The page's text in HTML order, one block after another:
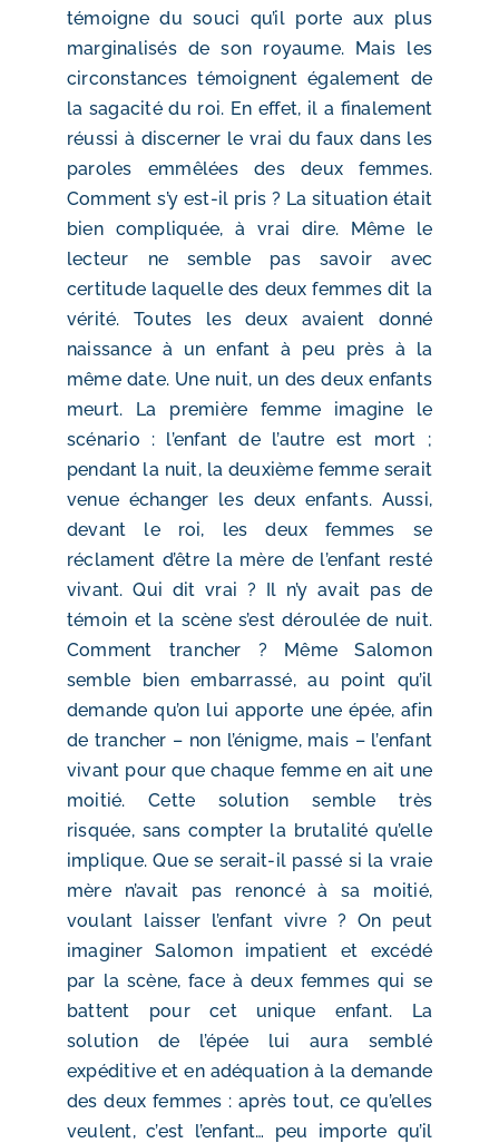
témoigne du souci qu’il porte aux plus
marginalisés de son royaume. Mais les
circonstances témoignent également de
la sagacité du roi. En effet, il a finalement
réussi à discerner le vrai du faux dans les
paroles emmêlées des deux femmes.
Comment s’y est-il pris ? La situation était
bien compliquée, à vrai dire. Même le
lecteur ne semble pas savoir avec
certitude laquelle des deux femmes dit la
vérité. Toutes les deux avaient donné
naissance à un enfant à peu près à la
même date. Une nuit, un des deux enfants
meurt. La première femme imagine le
scénario : l’enfant de l’autre est mort ;
pendant la nuit, la deuxième femme serait
venue échanger les deux enfants. Aussi,
devant le roi, les deux femmes se
réclament d’être la mère de l’enfant resté
vivant. Qui dit vrai ? Il n’y avait pas de
témoin et la scène s’est déroulée de nuit.
Comment trancher ? Même Salomon
semble bien embarrassé, au point qu’il
demande qu’on lui apporte une épée, afin
de trancher – non l’énigme, mais – l’enfant
vivant pour que chaque femme en ait une
moitié. Cette solution semble très
risquée, sans compter la brutalité qu’elle
implique. Que se serait-il passé si la vraie
mère n’avait pas renoncé à sa moitié,
voulant laisser l’enfant vivre ? On peut
imaginer Salomon impatient et excédé
par la scène, face à deux femmes qui se
battent pour cet unique enfant. La
solution de l’épée lui aura semblé
expéditive et en adéquation à la demande
des deux femmes : après tout, ce qu’elles
veulent, c’est l’enfant… peu importe qu’il